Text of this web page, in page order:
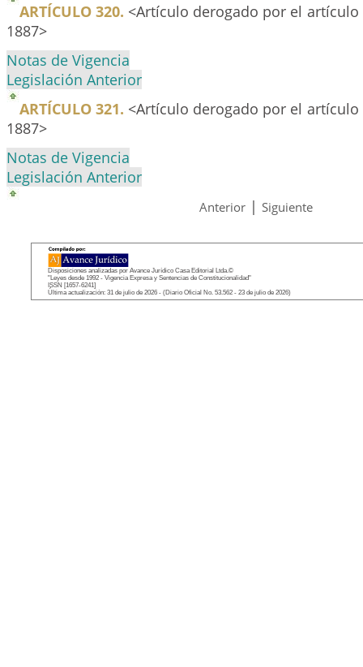
ARTÍCULO 320. <Artículo derogado por el artículo
1887>
Notas de Vigencia
Legislación Anterior
ARTÍCULO 321. <Artículo derogado por el artículo
1887>
Notas de Vigencia
Legislación Anterior
Anterior | Siguiente
Disposiciones analizadas por Avance Jurídico Casa Editorial Ltda.©
"Leyes desde 1992 - Vigencia Expresa y Sentencias de Constitucionalidad"
ISSN [1657-6241]
Última actualización: 31 de julio de 2026 - (Diario Oficial No. 53.562 - 23 de julio de 2026)